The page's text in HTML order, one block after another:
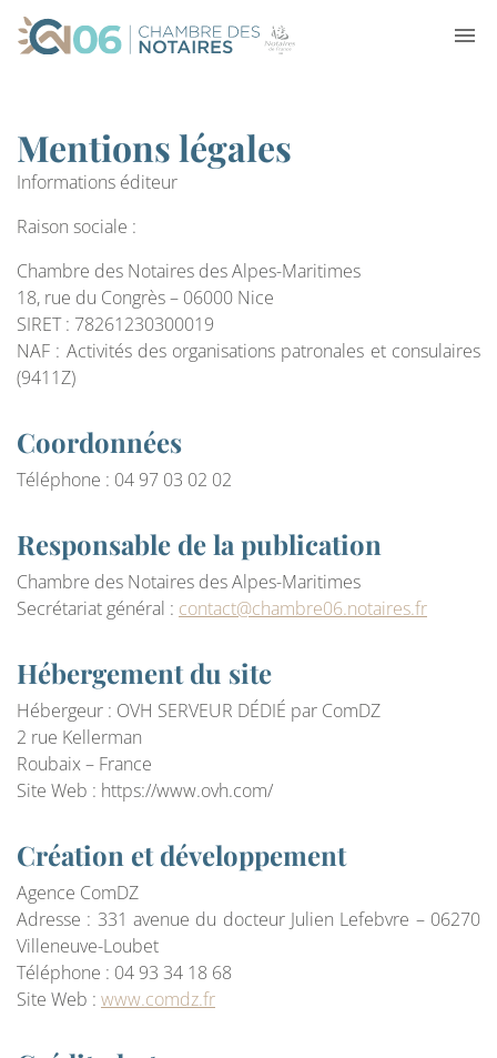
Mentions légales
Informations éditeur
Raison sociale :
Chambre des Notaires des Alpes-Maritimes
18, rue du Congrès – 06000 Nice
SIRET : 78261230300019
NAF : Activités des organisations patronales et consulaires
(9411Z)
Coordonnées
Téléphone : 04 97 03 02 02
Responsable de la publication
Chambre des Notaires des Alpes-Maritimes
Secrétariat général : contact@chambre06.notaires.fr
Hébergement du site
Hébergeur : OVH SERVEUR DÉDIÉ par ComDZ
2 rue Kellerman
Roubaix – France
Site Web : https://www.ovh.com/
Création et développement
Agence ComDZ
Adresse : 331 avenue du docteur Julien Lefebvre – 06270
Villeneuve-Loubet
Téléphone : 04 93 34 18 68
Site Web : www.comdz.fr